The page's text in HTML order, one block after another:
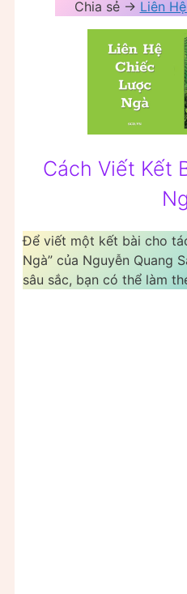
Chia sẻ -> Liên
Cách Viết Kết
Để viết một kết bài cho
Ngà” của Nguyễn Quang
sâu sắc, bạn có thể làm